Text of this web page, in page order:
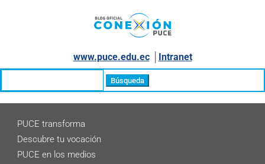
www.puce.edu.ec│ Intranet
PUCE transforma
Descubre tu vocación
PUCE en los medios